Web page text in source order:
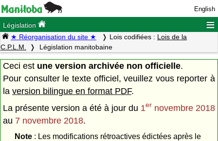
English
Législation ≡
★ Réorganisation du site ★ Lois codifiées : Lois de la
C.P.L.M.
Législation manitobaine
Ceci est une version archivée non officielle.
Pour consulter le texte officiel, veuillez vous reporter à
la version bilingue en format PDF.
La présente version a été à jour du 1er novembre 2018
au 7 novembre 2018.
Note: Les modifications rétroactives édictées après le